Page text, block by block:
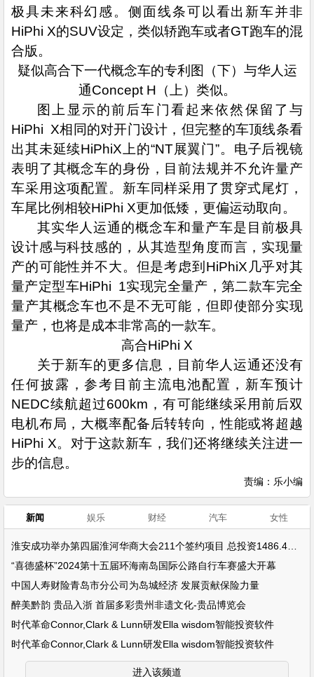
极具未来科幻感。侧面线条可以看出新车并非
HiPhi X的SUV设定，类似轿跑车或者GT跑车的混
合版。
疑似高合下一代概念车的专利图（下）与华人运
通Concept H（上）类似。
图上显示的前后车门看起来依然保留了与
HiPhi X相同的对开门设计，但完整的车顶线条看
出其未延续HiPhiX上的“NT展翼门”。电子后视镜
表明了其概念车的身份，目前法规并不允许量产
车采用这项配置。新车同样采用了贯穿式尾灯，
车尾比例相较HiPhi X更加低矮，更偏运动取向。
其实华人运通的概念车和量产车是目前极具
设计感与科技感的，从其造型角度而言，实现量
产的可能性并不大。但是考虑到HiPhiX几乎对其
量产定型车HiPhi 1实现完全量产，第二款车完全
量产其概念车也不是不无可能，但即使部分实现
量产，也将是成本非常高的一款车。
高合HiPhi X
关于新车的更多信息，目前华人运通还没有
任何披露，参考目前主流电池配置，新车预计
NEDC续航超过600km，有可能继续采用前后双
电机布局，大概率配备后转转向，性能或将超越
HiPhi X。对于这款新车，我们还将继续关注进一
步的信息。
责编：乐小编
新闻 娱乐 财经 汽车 女性
“喜德盛杯”2024第十五届环海南岛国际公路自行车赛盛大开幕
中国人寿财险青岛市分公司为岛城经济 发展贡献保险力量
醉美黔韵 贵品入浙 首届多彩贵州非遗文化-贵品博览会
时代革命Connor,Clark & Lunn研发Ella wisdom智能投资软件
时代革命Connor,Clark & Lunn研发Ella wisdom智能投资软件
进入该频道